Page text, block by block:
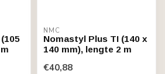
NMC
Nomastyl Plus TI (140 x
140 mm), lengte 2 m
€40,88